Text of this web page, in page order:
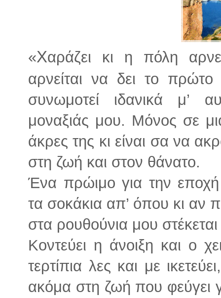
«Χαράζει κι η πόλη
αρνείται να δει το
συνωμοτεί ιδανικά μ’
μοναξιάς μου. Μόνος σε
άκρες της κι είναι σα να
στη ζωή και στον θάνατο.
Ένα πρώιμο για την εποχή
τα σοκάκια απ’ όπου κι αν
στα ρουθούνια μου
Κοντεύει η άνοιξη και ο
τερτίπια λες και με
ακόμα στη ζωή που φεύγει